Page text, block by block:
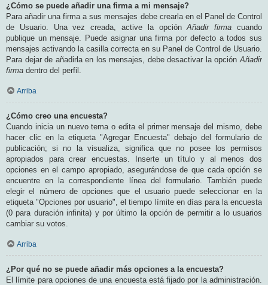
¿Cómo se puede añadir una firma a mi mensaje?
Para añadir una firma a sus mensajes debe crearla en el Panel de Control
de Usuario. Una vez creada, active la opciónAñadir firma cuando
publique un mensaje. Puede asignar una firma por defecto a todos sus
mensajes activando la casilla correcta en su Panel de Control de Usuario.
Para dejar de añadirla en los mensajes, debe desactivar la opciónAñadir
firma dentro del perfil.
Arriba
¿Cómo creo una encuesta?
Cuando inicia un nuevo tema o edita el primer mensaje del mismo, debe
hacer clic en la etiqueta "Agregar Encuesta" debajo del formulario de
publicación; si no la visualiza, significa que no posee los permisos
apropiados para crear encuestas. Inserte un título y al menos dos
opciones en el campo apropiado, asegurándose de que cada opción se
encuentre en la correspondiente línea del formulario. También puede
elegir el número de opciones que el usuario puede seleccionar en la
etiqueta "Opciones por usuario", el tiempo límite en días para la encuesta
(0 para duración infinita) y por último la opción de permitir a lo usuarios
cambiar su votos.
Arriba
¿Por qué no se puede añadir más opciones a la encuesta?
El límite para opciones de una encuesta está fijado por la administración.